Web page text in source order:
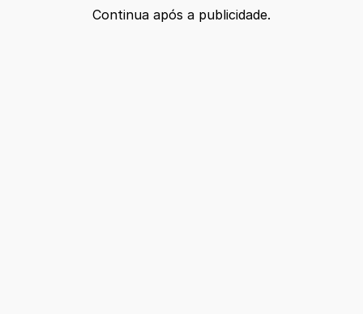
Continua após a publicidade.